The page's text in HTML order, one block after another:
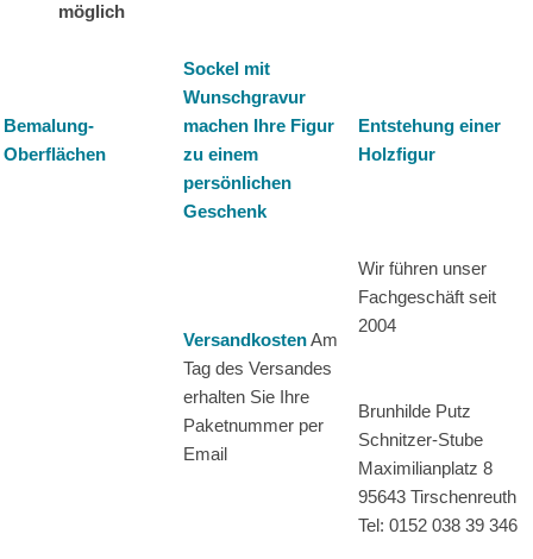
möglich
Bemalung-
Oberflächen
Sockel mit
Wunschgravur
machen Ihre Figur
zu einem
persönlichen
Geschenk
Entstehung einer
Holzfigur
VersandkostenAm
Tag des Versandes
erhalten Sie Ihre
Paketnummer per
Email
Wir führen unser
Fachgeschäft seit
2004
Brunhilde Putz
Schnitzer-Stube
Maximilianplatz 8
95643 Tirschenreuth
Tel: 0152 038 39 346